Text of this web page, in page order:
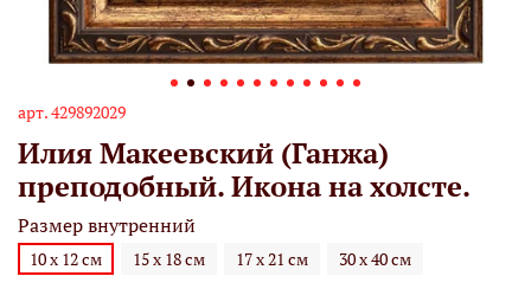
арт.429892029
Илия Макеевский (Ганжа)
преподобный. Икона на холсте.
Размер внутренний
10 х 12 см 15 х 18 см 17 х 21 см 30 х 40 см